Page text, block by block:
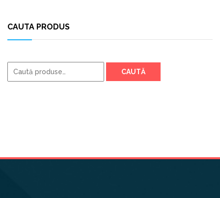
CAUTA PRODUS
Caută
după:
CAUTĂ